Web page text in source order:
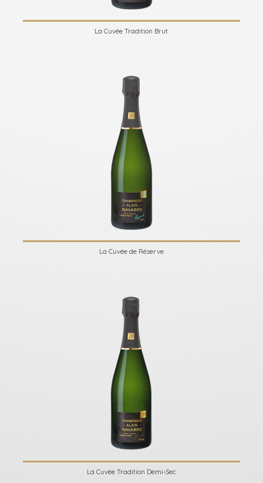
La Cuvée Tradition Brut
La Cuvée de Réserve
La Cuvée Tradition Demi-Sec